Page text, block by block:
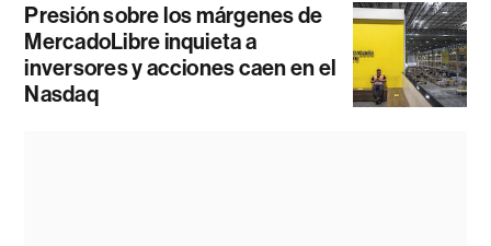
Presión sobre los márgenes de
MercadoLibre inquieta a
inversores y acciones caen en el
Nasdaq